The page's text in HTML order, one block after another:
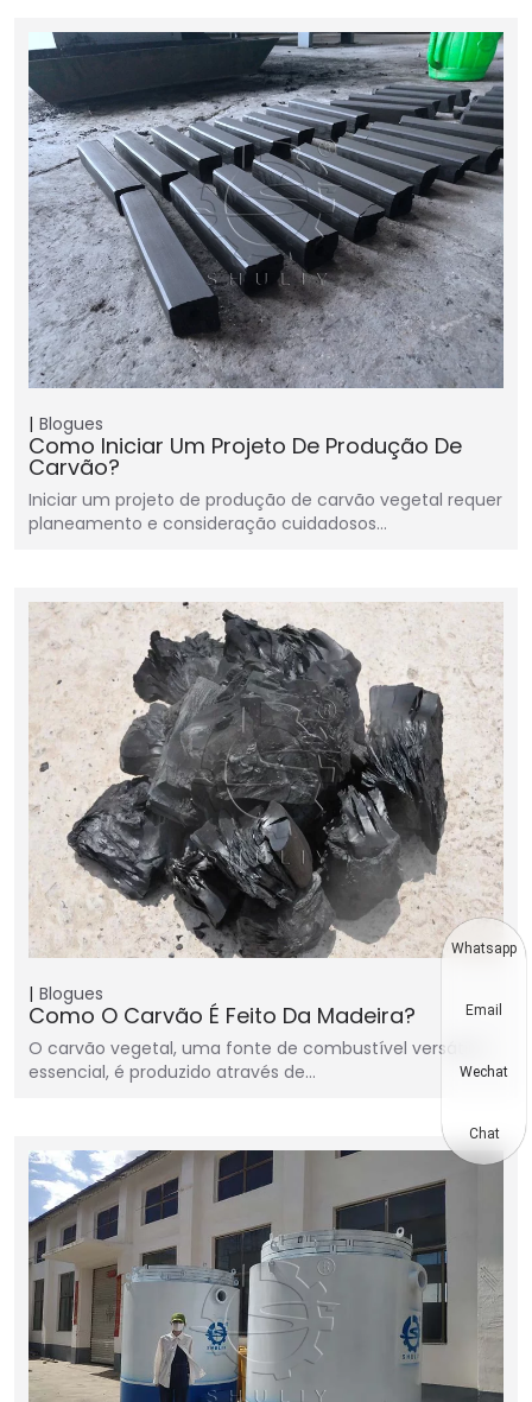
Blogues
Como Iniciar Um Projeto De Produção De
Carvão?
Iniciar um projeto de produção de carvão vegetal requer
planeamento e consideração cuidadosos…
Blogues
Como O Carvão É Feito Da Madeira?
O carvão vegetal, uma fonte de combustível versátil e
essencial, é produzido através de…
Whatsapp
Email
Wechat
Chat